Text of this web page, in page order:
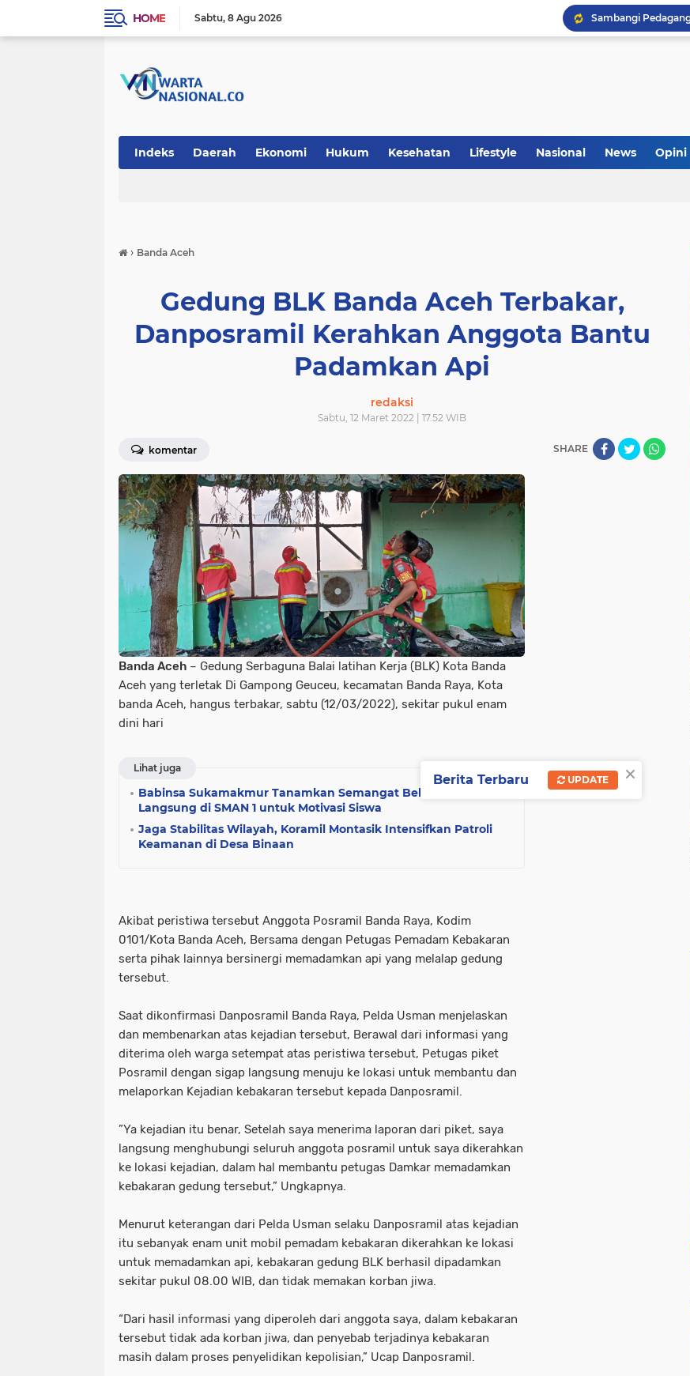
HOME Sabtu 8 Agu 2026
Indeks Daerah Ekonomi Hukum Kesehatan Lifestyle Nasional News Opini
› Banda Aceh
Gedung BLK Banda Aceh Terbakar,
Danposramil Kerahkan Anggota Bantu
Padamkan Api
redaksi
Sabtu, 12 Maret 2022 | 17.52 WIB
komentar SHARE
Banda Aceh – Gedung Serbaguna Balai latihan Kerja (BLK) Kota Banda
Aceh yang terletak Di Gampong Geuceu, kecamatan Banda Raya, Kota
banda Aceh, hangus terbakar, sabtu (12/03/2022), sekitar pukul enam
dini hari
Lihat juga
Babinsa Sukamakmur Tanamkan Semangat Belajar, Hadir
Langsung di SMAN 1 untuk Motivasi Siswa
Jaga Stabilitas Wilayah, Koramil Montasik Intensifkan Patroli
Keamanan di Desa Binaan
Akibat peristiwa tersebut Anggota Posramil Banda Raya, Kodim
0101/Kota Banda Aceh, Bersama dengan Petugas Pemadam Kebakaran
serta pihak lainnya bersinergi memadamkan api yang melalap gedung
tersebut.
Saat dikonfirmasi Danposramil Banda Raya, Pelda Usman menjelaskan
dan membenarkan atas kejadian tersebut, Berawal dari informasi yang
diterima oleh warga setempat atas peristiwa tersebut, Petugas piket
Posramil dengan sigap langsung menuju ke lokasi untuk membantu dan
melaporkan Kejadian kebakaran tersebut kepada Danposramil.
”Ya kejadian itu benar, Setelah saya menerima laporan dari piket, saya
langsung menghubungi seluruh anggota posramil untuk saya dikerahkan
ke lokasi kejadian, dalam hal membantu petugas Damkar memadamkan
kebakaran gedung tersebut,” Ungkapnya.
Menurut keterangan dari Pelda Usman selaku Danposramil atas kejadian
itu sebanyak enam unit mobil pemadam kebakaran dikerahkan ke lokasi
untuk memadamkan api, kebakaran gedung BLK berhasil dipadamkan
sekitar pukul 08.00 WIB, dan tidak memakan korban jiwa.
“Dari hasil informasi yang diperoleh dari anggota saya, dalam kebakaran
tersebut tidak ada korban jiwa, dan penyebab terjadinya kebakaran
masih dalam proses penyelidikan kepolisian,” Ucap Danposramil.
×
Berita Terbaru UPDATE